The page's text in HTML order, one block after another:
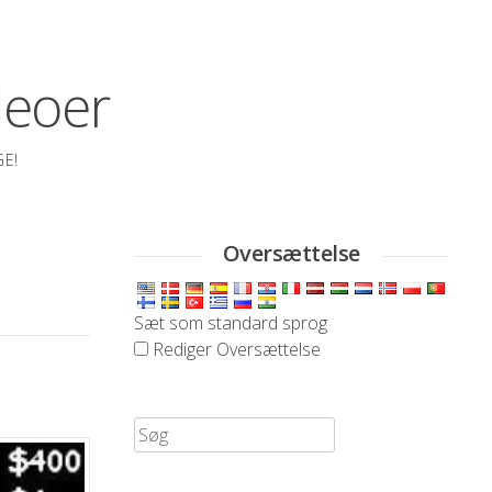
Oversættelse
Sæt som standard sprog
Rediger Oversættelse
Søg
efter: